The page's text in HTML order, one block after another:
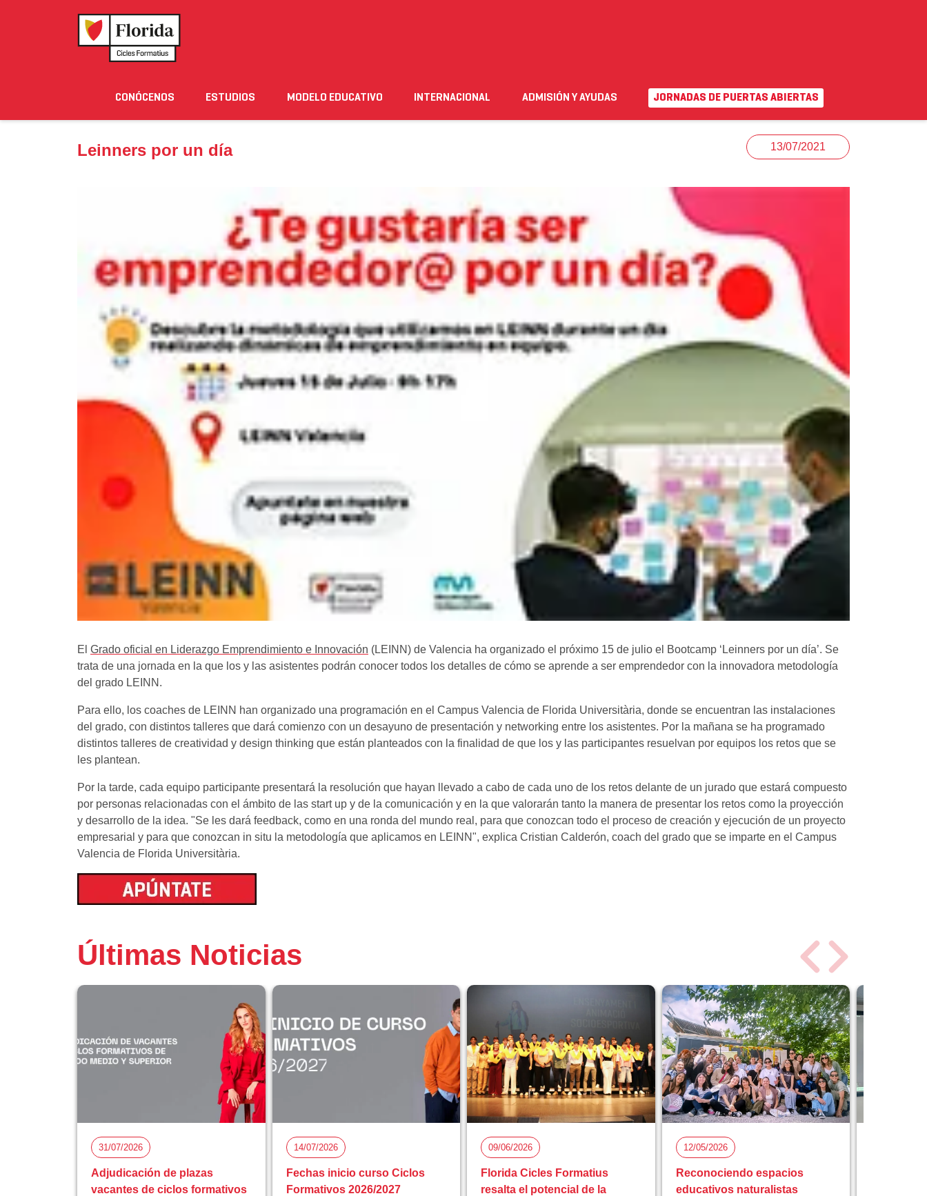
Noticias Eventos Blog Solicita Información Empleo Estudiante Futuro alumnado Necesito ayuda Campus virtual EN|VA
CONÓCENOS ESTUDIOS MODELO EDUCATIVO INTERNACIONAL ADMISIÓN Y AYUDAS JORNADAS DE PUERTAS ABIERTAS
Leinners por un día 13/07/2021
El Grado oficial en Liderazgo Emprendimiento e Innovación (LEINN) de Valencia ha organizado el próximo 15 de julio el Bootcamp ‘Leinners por un día’. Se
trata de una jornada en la que los y las asistentes podrán conocer todos los detalles de cómo se aprende a ser emprendedor con la innovadora metodología
del grado LEINN.
Para ello, los coaches de LEINN han organizado una programación en el Campus Valencia de Florida Universitària, donde se encuentran las instalaciones
del grado, con distintos talleres que dará comienzo con un desayuno de presentación y networking entre los asistentes. Por la mañana se ha programado
distintos talleres de creatividad y design thinking que están planteados con la finalidad de que los y las participantes resuelvan por equipos los retos que se
les plantean.
Por la tarde, cada equipo participante presentará la resolución que hayan llevado a cabo de cada uno de los retos delante de un jurado que estará compuesto
por personas relacionadas con el ámbito de las start up y de la comunicación y en la que valorarán tanto la manera de presentar los retos como la proyección
y desarrollo de la idea. "Se les dará feedback, como en una ronda del mundo real, para que conozcan todo el proceso de creación y ejecución de un proyecto
empresarial y para que conozcan in situ la metodología que aplicamos en LEINN", explica Cristian Calderón, coach del grado que se imparte en el Campus
Valencia de Florida Universitària.
Últimas Noticias
31/07/2026
Adjudicación de plazas
vacantes de ciclos formativos
14/07/2026
Fechas inicio curso Ciclos
Formativos 2026/2027
09/06/2026
Florida Cicles Formatius
resalta el potencial de la
12/05/2026
Reconociendo espacios
educativos naturalistas